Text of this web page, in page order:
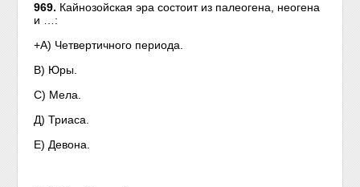
969. Кайнозойская эра состоит из палеогена, неогена
и …:
+А) Четвертичного периода.
В) Юры.
С) Мела.
Д) Триаса.
Е) Девона.